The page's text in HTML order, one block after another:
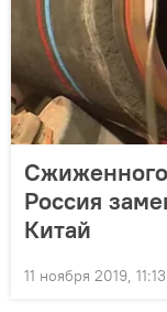
Россия
Китай
11 ноября 2019, 11:13